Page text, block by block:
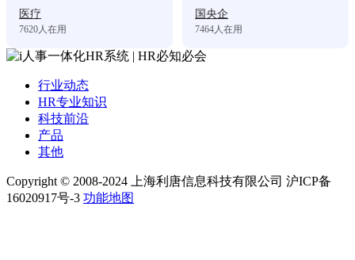
医疗
7620 人在用
国央企
7464 人在用
行业动态
HR专业知识
科技前沿
产品
其他
Copyright © 2008-2024 上海利唐信息科技有限公司 沪ICP备
16020917号-3 功能地图